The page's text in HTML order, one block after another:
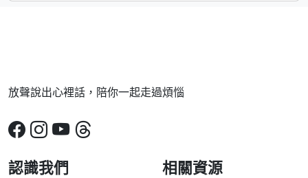
放聲說出心裡話，陪你一起走過煩惱
認識我們 相關資源